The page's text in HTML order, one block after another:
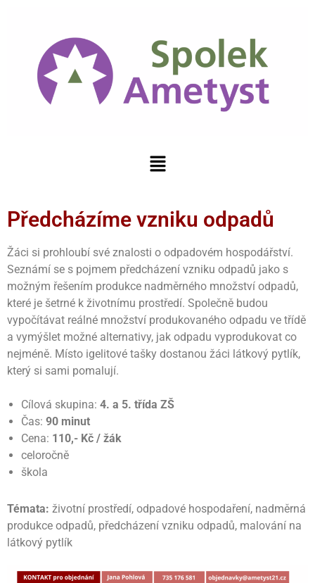
Předcházíme vzniku odpadů
Žáci si prohloubí své znalosti o odpadovém hospodářství.
Seznámí se s pojmem předcházení vzniku odpadů jako s
možným řešením produkce nadměrného množství odpadů,
které je šetrné k životnímu prostředí. Společně budou
vypočítávat reálné množství produkovaného odpadu ve třídě
a vymýšlet možné alternativy, jak odpadu vyprodukovat co
nejméně. Místo igelitové tašky dostanou žáci látkový pytlík,
který si sami pomalují.
Cílová skupina: 4. a 5. třída ZŠ
Čas: 90 minut
Cena: 110,- Kč / žák
celoročně
škola
Témata: životní prostředí, odpadové hospodaření, nadměrná
produkce odpadů, předcházení vzniku odpadů, malování na
látkový pytlík